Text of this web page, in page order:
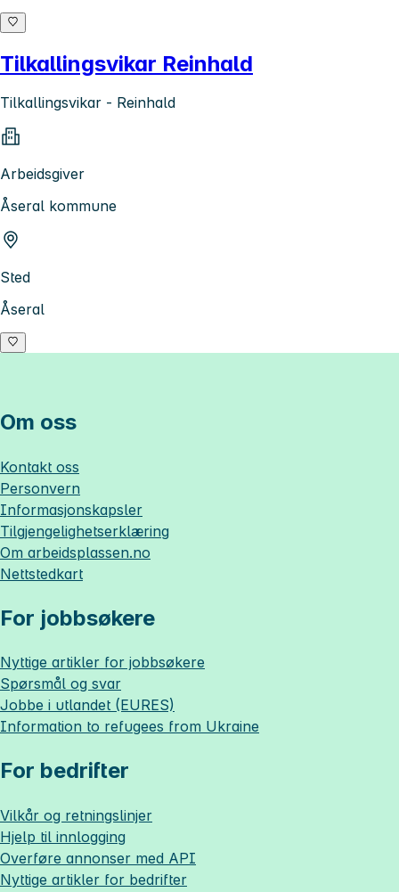
Tilkallingsvikar Reinhald
Tilkallingsvikar - Reinhald
Arbeidsgiver
Åseral kommune
Sted
Åseral
Om oss
Kontakt oss
Personvern
Informasjonskapsler
Tilgjengelighetserklæring
Om arbeidsplassen.no
Nettstedkart
For jobbsøkere
Nyttige artikler for jobbsøkere
Spørsmål og svar
Jobbe i utlandet (EURES)
Information to refugees from Ukraine
For bedrifter
Vilkår og retningslinjer
Hjelp til innlogging
Overføre annonser med API
Nyttige artikler for bedrifter